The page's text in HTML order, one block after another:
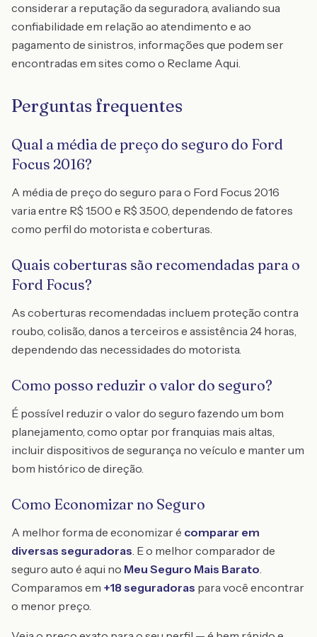
considerar a reputação da seguradora, avaliando sua
confiabilidade em relação ao atendimento e ao
pagamento de sinistros, informações que podem ser
encontradas em sites como o Reclame Aqui.
Perguntas frequentes
Qual a média de preço do seguro do Ford
Focus 2016?
A média de preço do seguro para o Ford Focus 2016
varia entre R$ 1.500 e R$ 3.500, dependendo de fatores
como perfil do motorista e coberturas.
Quais coberturas são recomendadas para o
Ford Focus?
As coberturas recomendadas incluem proteção contra
roubo, colisão, danos a terceiros e assistência 24 horas,
dependendo das necessidades do motorista.
Como posso reduzir o valor do seguro?
É possível reduzir o valor do seguro fazendo um bom
planejamento, como optar por franquias mais altas,
incluir dispositivos de segurança no veículo e manter um
bom histórico de direção.
Como Economizar no Seguro
A melhor forma de economizar é comparar em
diversas seguradoras. E o melhor comparador de
seguro auto é aqui no Meu Seguro Mais Barato.
Comparamos em +18 seguradoras para você encontrar
o menor preço.